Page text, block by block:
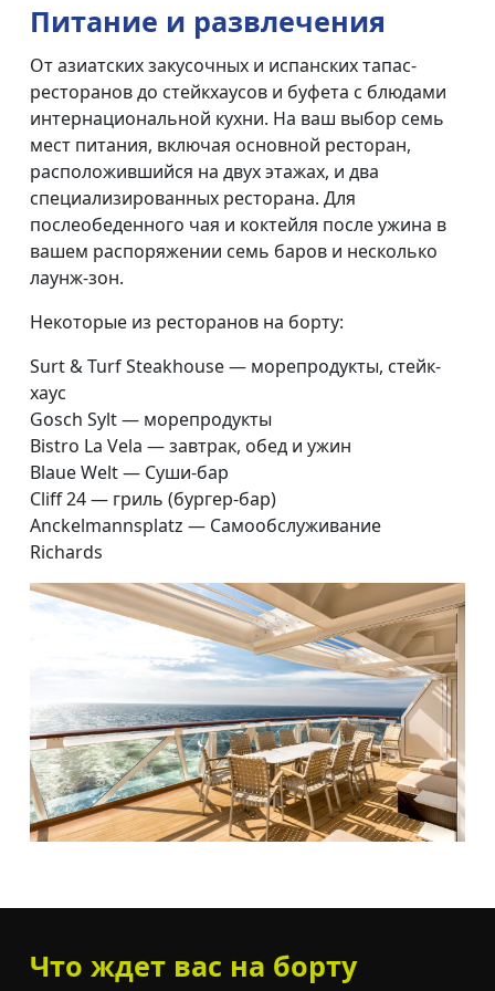
Питание и развлечения
От азиатских закусочных и испанских тапас-
ресторанов до стейкхаусов и буфета с блюдами
интернациональной кухни. На ваш выбор семь
мест питания, включая основной ресторан,
расположившийся на двух этажах, и два
специализированных ресторана. Для
послеобеденного чая и коктейля после ужина в
вашем распоряжении семь баров и несколько
лаунж-зон.
Некоторые из ресторанов на борту:
Surt & Turf Steakhouse — морепродукты, стейк-
хаус
Gosch Sylt — морепродукты
Bistro La Vela — завтрак, обед и ужин
Blaue Welt — Суши-бар
Cliff 24 — гриль (бургер-бар)
Anckelmannsplatz — Самообслуживание
Richards
Что ждет вас на борту